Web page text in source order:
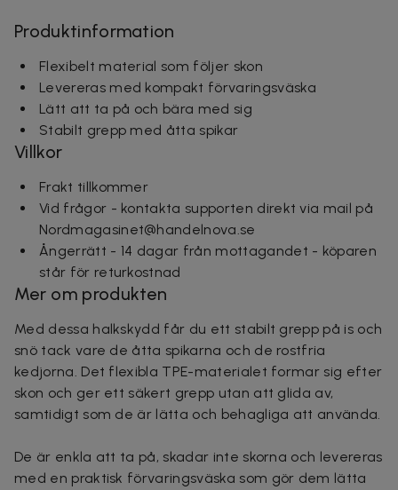
Produktinformation
Flexibelt material som följer skon
Levereras med kompakt förvaringsväska
Lätt att ta på och bära med sig
Stabilt grepp med åtta spikar
Villkor
Frakt tillkommer
Vid frågor - kontakta supporten direkt via mail på
Nordmagasinet@handelnova.se
Ångerrätt - 14 dagar från mottagandet - köparen
står för returkostnad
Mer om produkten
Med dessa halkskydd får du ett stabilt grepp på is och
snö tack vare de åtta spikarna och de rostfria
kedjorna. Det flexibla TPE-materialet formar sig efter
skon och ger ett säkert grepp utan att glida av,
samtidigt som de är lätta och behagliga att använda.
De är enkla att ta på, skadar inte skorna och levereras
med en praktisk förvaringsväska som gör dem lätta